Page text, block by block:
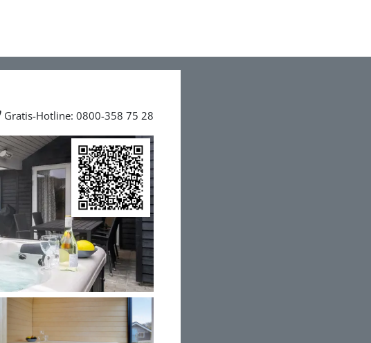
Gratis-Hotline: 0800-358 75 28